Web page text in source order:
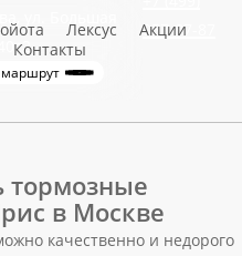
Лексус
Акции
Контакты
маршрут
957-87-87
тормозные
в Москве
качественно и недорого